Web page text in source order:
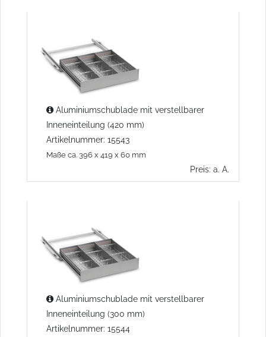
Aluminiumschublade mit verstellbarer
Inneneinteilung (420 mm)
Artikelnummer: 15543
Maße ca. 396 x 419 x 60 mm
Preis: a. A.
Aluminiumschublade mit verstellbarer
Inneneinteilung (300 mm)
Artikelnummer: 15544